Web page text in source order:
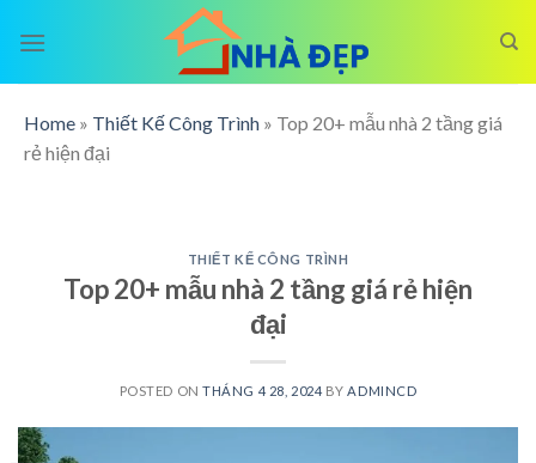
Home » Thiết Kế Công Trình » Top 20+ mẫu nhà 2 tầng giá
rẻ hiện đại
THIẾT KẾ CÔNG TRÌNH
Top 20+ mẫu nhà 2 tầng giá rẻ hiện
đại
POSTED ONTHÁNG 4 28, 2024 BYADMINCD